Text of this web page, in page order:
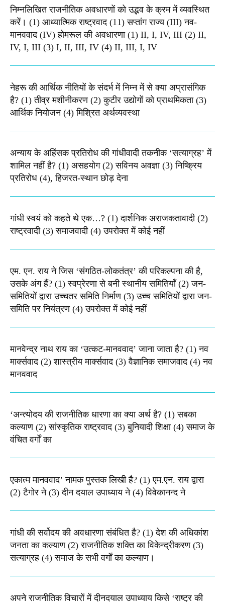
निम्नलिखित राजनीतिक अवधारणों को उद्भव के क्रम में व्यवस्थित
करें। (1) आध्यात्मिक राष्ट्रवाद (11) सप्तांग राज्य (III) नव-
मानववाद (IV) होमरूल की अवधारणा (1) II, I, IV, III (2) II,
IV, I, III (3) I, II, III, IV (4) II, III, I, IV
नेहरू की आर्थिक नीतियों के संदर्भ में निम्न में से क्या अप्रासंगिक
है? (1) तीव्र मशीनीकरण (2) कुटीर उद्योगों को प्राथमिकता (3)
आर्थिक नियोजन (4) मिश्रित अर्थव्यवस्था
अन्याय के अहिंसक प्रतिरोध की गांधीवादी तकनीक ‘सत्याग्रह’ में
शामिल नहीं है? (1) असहयोग (2) सविनय अवज्ञा (3) निष्क्रिय
प्रतिरोध (4), हिजरत-स्थान छोड़ देना
गांधी स्वयं को कहते थे एक…? (1) दार्शनिक अराजकतावादी (2)
राष्ट्रवादी (3) समाजवादी (4) उपरोक्त में कोई नहीं
एम. एन. राय ने जिस ‘संगठित-लोकतंत्र’ की परिकल्पना की है,
उसके अंग हैं? (1) स्वप्रेरणा से बनी स्थानीय समितियाँ (2) जन-
समितियों द्वारा उच्चतर समिति निर्माण (3) उच्च समितियों द्वारा जन-
समिति पर नियंत्रण (4) उपरोक्त में कोई नहीं
मानवेन्द्र नाथ राय का ‘उत्कट-मानववाद’ जाना जाता है? (1) नव
मार्क्सवाद (2) शास्त्रीय मार्क्सवाद (3) वैज्ञानिक समाजवाद (4) नव
मानववाद
‘अन्त्योदय की राजनीतिक धारणा का क्या अर्थ है? (1) सबका
कल्याण (2) सांस्कृतिक राष्ट्रवाद (3) बुनियादी शिक्षा (4) समाज के
वंचित वर्गों का
एकात्म मानववाद’ नामक पुस्तक लिखी है? (1) एम.एन. राय द्वारा
(2) टैगोर ने (3) दीन दयाल उपाध्याय ने (4) विवेकानन्द ने
गांधी की सर्वोदय की अवधारणा संबंधित है? (1) देश की अधिकांश
जनता का कल्याण (2) राजनीतिक शक्ति का विकेन्द्रीकरण (3)
सत्याग्रह (4) समाज के सभी वर्गों का कल्याण।
अपने राजनीतिक विचारों में दीनदयाल उपाध्याय किसे ‘राष्ट्र की